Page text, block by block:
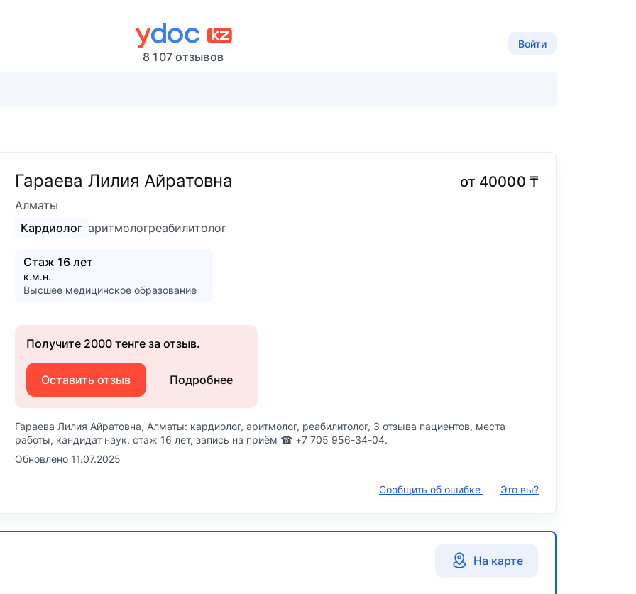
8 107 отзывов
Войти
Гараева Лилия Айратовна
Алматы
от 40000 ₸
Кардиолог аритмологреабилитолог
Стаж 16 лет
к.м.н.
Высшее медицинское образование
Получите 2000 тенге за отзыв.
Оставить отзыв Подробнее
Гараева Лилия Айратовна, Алматы: кардиолог, аритмолог, реабилитолог, 3 отзыва пациентов, места
работы, кандидат наук, стаж 16 лет, запись на приём ☎ +7 705 956-34-04.
Обновлено 11.07.2025
Сообщить об ошибке Это вы?
На карте